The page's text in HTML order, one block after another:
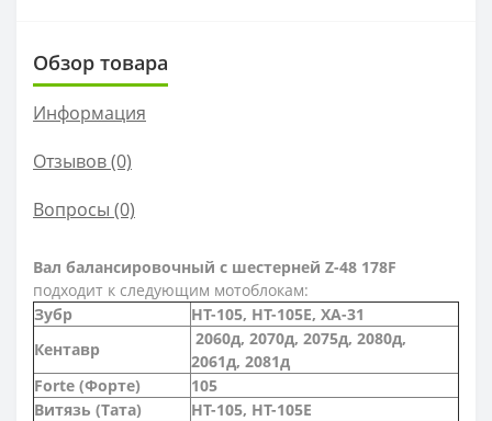
Обзор товара
Информация
Отзывов (0)
Вопросы (0)
Вал балансировочный с шестерней Z-48 178F
подходит к следующим мотоблокам:
Зубр
HT-105, HT-105E, ХА-31
Кентавр
2060д, 2070д, 2075д, 2080д,
2061д, 2081д
Forte (Форте)
105
Витязь (Тата)
HT-105, HT-105E